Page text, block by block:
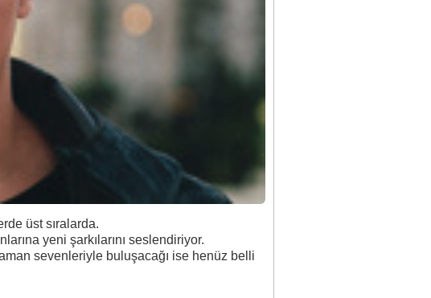
üst sıralarda.
yeni şarkılarını seslendiriyor.
sevenleriyle buluşacağı ise henüz belli